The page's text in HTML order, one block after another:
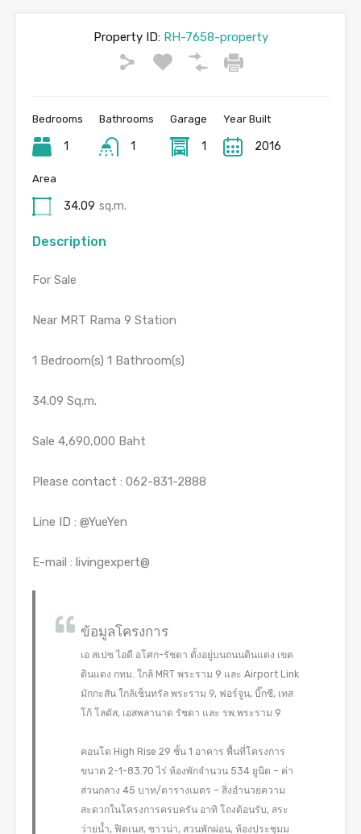
Property ID:RH-7658-property
Bedrooms
1
Bathrooms
1
Garage
1
Year Built
2016
Area
34.09 sq.m.
Description
For Sale
Near MRT Rama 9 Station
1 Bedroom(s) 1 Bathroom(s)
34.09 Sq.m.
Sale 4,690,000 Baht
Please contact : 062-831-2888
Line ID : @YueYen
E-mail : livingexpert@
ข้อมูลโครงการ
เอ สเปซ ไอดี อโศก-รัชดา ตั้งอยู่บนถนนดินแดง เขต
ดินแดง กทม. ใกล้ MRT พระราม 9 และ Airport Link
มักกะสัน ใกล้เซ็นทรัล พระราม 9, ฟอร์จูน, บิ๊กซี, เทส
โก้ โลตัส, เอสพลานาด รัชดา และ รพ.พระราม 9
คอนโด High Rise 29 ชั้น 1 อาคาร พื้นที่โครงการ
ขนาด 2-1-83.70 ไร่ ห้องพักจำนวน 534 ยูนิต – ค่า
ส่วนกลาง 45 บาท/ตารางเมตร – สิ่งอำนวยความ
สะดวกในโครงการครบครัน อาทิ โถงต้อนรับ, สระ
ว่ายน้ำ, ฟิตเนส, ซาวน่า, สวนพักผ่อน, ห้องประชุมม